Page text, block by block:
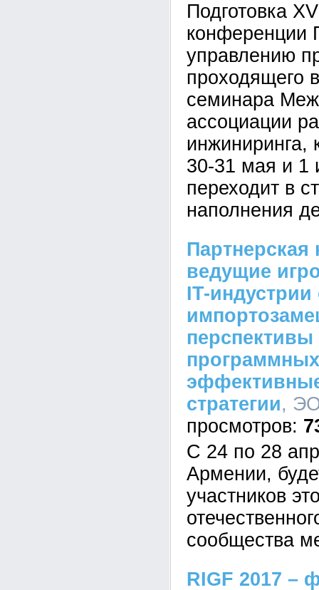
Подготовка
управлению
проходящего
семинара
ассоциации
инжиниринга,
30-31 мая и 1
переходит в
наполнения
ведущие
IT-индустрии
стратегии,
С 24 по 28
Армении,
участников
сообщества
RIGF 2017 –